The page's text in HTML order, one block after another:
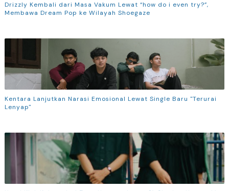
Drizzly Kembali dari Masa Vakum Lewat “how do i even try?”,
Membawa Dream Pop ke Wilayah Shoegaze
Kentara Lanjutkan Narasi Emosional Lewat Single Baru "Terurai
Lenyap"